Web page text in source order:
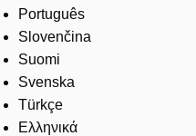
Português
Slovenčina
Suomi
Svenska
Türkçe
Ελληνικά